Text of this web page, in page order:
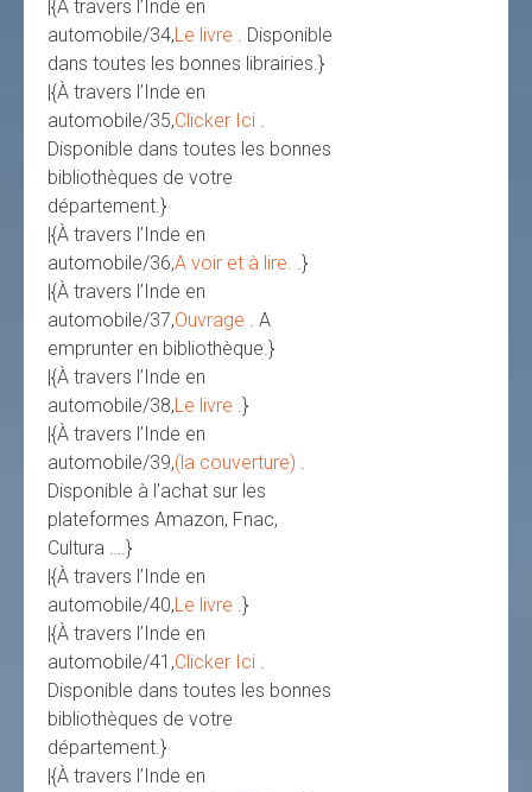
|{À travers l’Inde en
automobile/34,Le livre . Disponible
dans toutes les bonnes librairies.}
|{À travers l’Inde en
automobile/35,Clicker Ici .
Disponible dans toutes les bonnes
bibliothèques de votre
département.}
|{À travers l’Inde en
automobile/36,A voir et à lire. .}
|{À travers l’Inde en
automobile/37,Ouvrage . A
emprunter en bibliothèque.}
|{À travers l’Inde en
automobile/38,Le livre .}
|{À travers l’Inde en
automobile/39,(la couverture) .
Disponible à l’achat sur les
plateformes Amazon, Fnac,
Cultura ….}
|{À travers l’Inde en
automobile/40,Le livre .}
|{À travers l’Inde en
automobile/41,Clicker Ici .
Disponible dans toutes les bonnes
bibliothèques de votre
département.}
|{À travers l’Inde en